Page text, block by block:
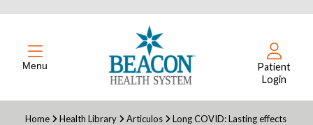
Menu
Patient
Login
Home Health Library Articulos
Long COVID: Lasting effects